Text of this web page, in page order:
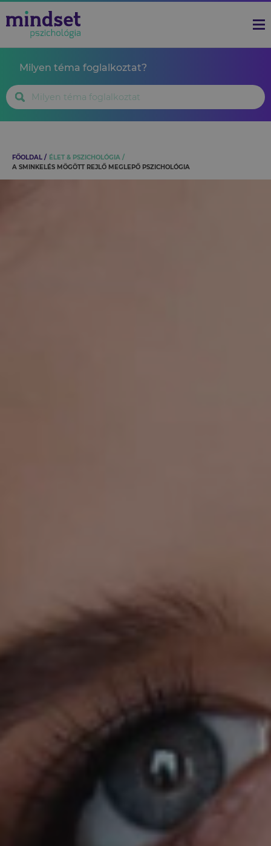
Milyen téma foglalkoztat?
FŐOLDAL
ÉLET & PSZICHOLÓGIA
A SMINKELÉS MÖGÖTT REJLŐ MEGLEPŐ PSZICHOLÓGIA